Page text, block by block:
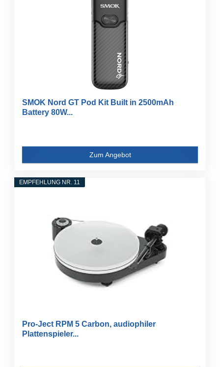
SMOK Nord GT Pod Kit Built in 2500mAh
Battery 80W...
Zum Angebot
EMPFEHLUNG NR. 11
Pro-Ject RPM 5 Carbon, audiophiler
Plattenspieler...